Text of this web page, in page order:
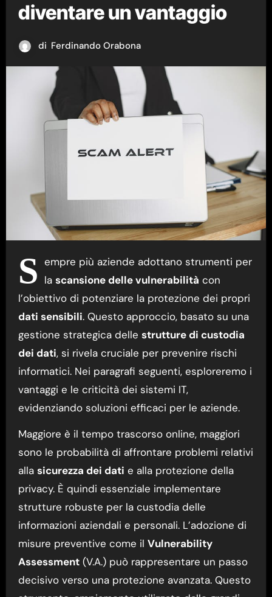
diventare un vantaggio
di Ferdinando Orabona
S empre più aziende adottano strumenti per
la scansione delle vulnerabilità con
l’obiettivo di potenziare la protezione dei propri
dati sensibili. Questo approccio, basato su una
gestione strategica delle strutture di custodia
dei dati, si rivela cruciale per prevenire rischi
informatici. Nei paragrafi seguenti, esploreremo i
vantaggi e le criticità dei sistemi IT,
evidenziando soluzioni efficaci per le aziende.
Maggiore è il tempo trascorso online, maggiori
sono le probabilità di affrontare problemi relativi
alla sicurezza dei dati e alla protezione della
privacy. È quindi essenziale implementare
strutture robuste per la custodia delle
informazioni aziendali e personali. L’adozione di
misure preventive come il Vulnerability
Assessment(V.A.) può rappresentare un passo
decisivo verso una protezione avanzata. Questo